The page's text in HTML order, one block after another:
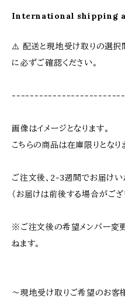
International shipping
⚠️ 配送と現地受け取りの選択
に必ずご確認ください。
画像はイメージとなります。⠀
こちらの商品は在庫限りとなり
ご注文後、2-3週間でお届けい
（お届けは前後する場合がござ
※ご注文後の希望メンバー変
ねます。
〜現地受け取りご希望のお客